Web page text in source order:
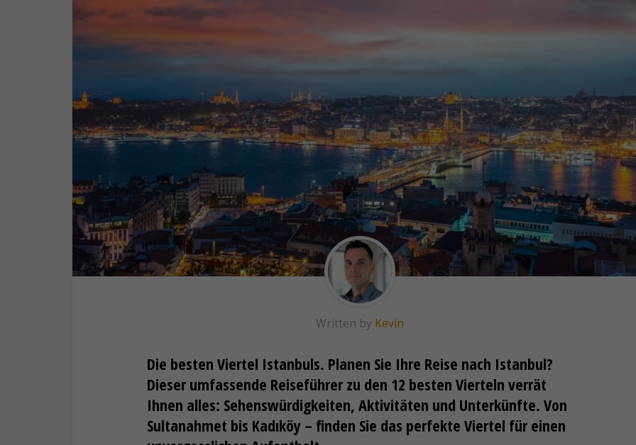
Written by Kevin
Die besten Viertel Istanbuls. Planen Sie Ihre Reise nach Istanbul?
Dieser umfassende Reiseführer zu den 12 besten Vierteln verrät
Ihnen alles: Sehenswürdigkeiten, Aktivitäten und Unterkünfte. Von
Sultanahmet bis Kadıköy – finden Sie das perfekte Viertel für einen